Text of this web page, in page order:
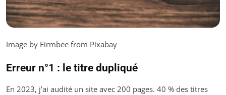
Image by Firmbee from Pixabay
Erreur n°1 : le titre dupliqué
En 2023, j'ai audité un site avec 200 pages. 40 % des titres